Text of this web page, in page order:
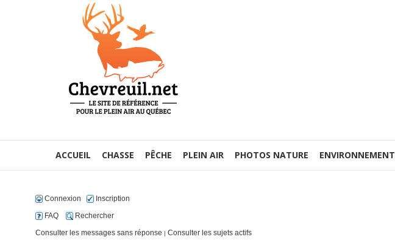
ACCUEIL CHASSE PÊCHE PLEIN AIR PHOTOS NATURE ENVIRONNEMENT
Connexion
Inscription
FAQ
Rechercher
Consulter les messages sans réponse | Consulter les sujets actifs